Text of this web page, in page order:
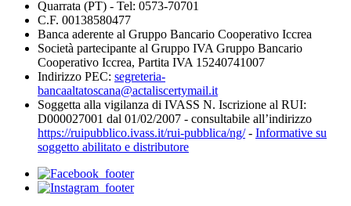
Quarrata (PT) - Tel: 0573-70701
C.F. 00138580477
Banca aderente al Gruppo Bancario Cooperativo Iccrea
Società partecipante al Gruppo IVA Gruppo Bancario
Cooperativo Iccrea, Partita IVA 15240741007
Indirizzo PEC: segreteria-
bancaaltatoscana@actaliscertymail.it
Soggetta alla vigilanza di IVASS N. Iscrizione al RUI:
D000027001 dal 01/02/2007 - consultabile all’indirizzo
https://ruipubblico.ivass.it/rui-pubblica/ng/- Informative su
soggetto abilitato e distributore